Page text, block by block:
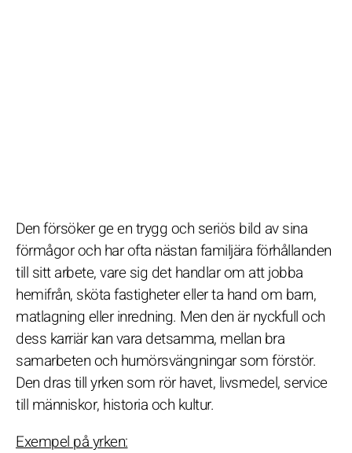
Den försöker ge en trygg och seriös bild av sina
förmågor och har ofta nästan familjära förhållanden
till sitt arbete, vare sig det handlar om att jobba
hemifrån, sköta fastigheter eller ta hand om barn,
matlagning eller inredning. Men den är nyckfull och
dess karriär kan vara detsamma, mellan bra
samarbeten och humörsvängningar som förstör.
Den dras till yrken som rör havet, livsmedel, service
till människor, historia och kultur.
Exempel på yrken: